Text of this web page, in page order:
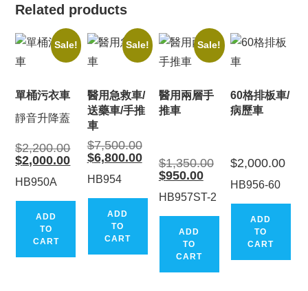
Related products
Sale!
單桶污衣車
靜音升降蓋
$2,200.00Original
price
was:
$2,200.00.
$2,000.00Current
price
HB950A
ADD
TO
CART
Sale!
醫用急救車/
送藥車/手推
車
$7,500.00Original
price
was:
$7,500.00.
$6,800.00Current
price
$6,800.00.
HB954
ADD
TO
CART
Sale!
醫用兩層手
推車
$1,350.00Original
price
was:
$1,350.00.
$950.00Current
price
is:
$950.00.
HB957ST-2
ADD
TO
CART
60格排板車/
病歷車
$2,000.00
HB956-60
ADD
TO
CART